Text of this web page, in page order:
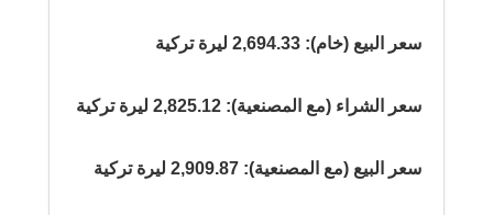
سعر البيع (خام): 2,694.33 ليرة تركية
سعر الشراء (مع المصنعية): 2,825.12 ليرة تركية
سعر البيع (مع المصنعية): 2,909.87 ليرة تركية